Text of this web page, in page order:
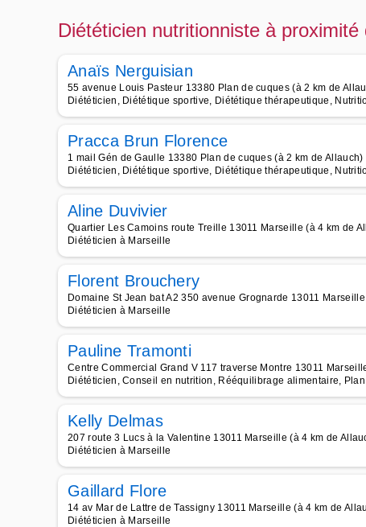
Diététicien nutritionniste à proximité
Anaïs Nerguisian
55 avenue Louis Pasteur 13380 Plan de cuques (à 2 km de
Diététicien, Diététique sportive, Diététique thérapeutique,
Pracca Brun Florence
1 mail Gén de Gaulle 13380 Plan de cuques (à 2 km de Allauch)
Diététicien, Diététique sportive, Diététique thérapeutique,
Aline Duvivier
Quartier Les Camoins route Treille 13011 Marseille (à 4 km de
Diététicien à Marseille
Florent Brouchery
Domaine St Jean bat A2 350 avenue Grognarde 13011
Diététicien à Marseille
Pauline Tramonti
Centre Commercial Grand V 117 traverse Montre 13011
Diététicien, Conseil en nutrition, Rééquilibrage alimentaire,
Kelly Delmas
207 route 3 Lucs à la Valentine 13011 Marseille (à 4 km de
Diététicien à Marseille
Gaillard Flore
14 av Mar de Lattre de Tassigny 13011 Marseille (à 4 km de
Diététicien à Marseille